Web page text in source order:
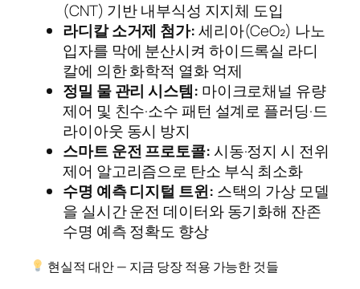
(CNT) 기반 내부식성 지지체 도입
라디칼 소거제 첨가:세리아(CeO₂) 나노
입자를 막에 분산시켜 하이드록실 라디
칼에 의한 화학적 열화 억제
정밀 물 관리 시스템: 마이크로채널 유량
제어 및 친수·소수 패턴 설계로 플러딩·드
라이아웃 동시 방지
스마트 운전 프로토콜: 시동·정지 시 전위
제어 알고리즘으로 탄소 부식 최소화
수명 예측 디지털 트윈: 스택의 가상 모델
을 실시간 운전 데이터와 동기화해 잔존
수명 예측 정확도 향상
현실적 대안 — 지금 당장 적용 가능한 것들